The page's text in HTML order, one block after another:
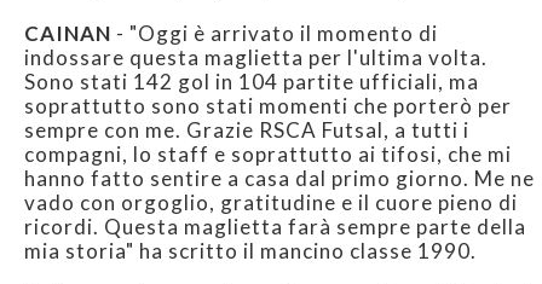
CAINAN - "Oggi è arrivato il momento di
indossare questa maglietta per l'ultima volta.
Sono stati 142 gol in 104 partite ufficiali, ma
soprattutto sono stati momenti che porterò per
sempre con me. Grazie RSCA Futsal, a tutti i
compagni, lo staff e soprattutto ai tifosi, che mi
hanno fatto sentire a casa dal primo giorno. Me ne
vado con orgoglio, gratitudine e il cuore pieno di
ricordi. Questa maglietta farà sempre parte della
mia storia" ha scritto il mancino classe 1990.